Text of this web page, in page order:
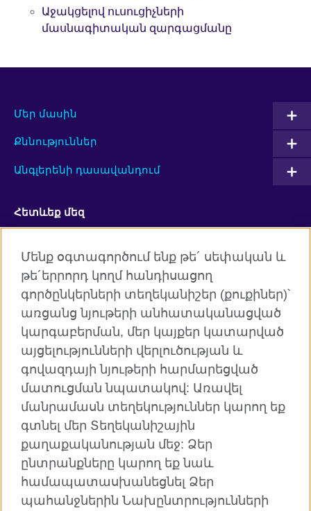
Աջակցելով ուսուցիչների
մասնագիտական զարգացմանը
Մեր մասին
Քննություններ
Անգլերենի դասավանդում
Հետևեք մեզ
YouTube Flickr
Instagram
TikTok
Բրիտանական խորհուրդն աշխարհում
Գաղտնիություն և դրույթներ
Տեղանիշեր
Կայքի քարտեզ
© 2026 British Council
Մենք օգտագործում ենք թե´ սեփական և
թե´երրորդ կողմ հանդիսացող
գործընկերների տեղեկանիշեր (քուքիներ)՝
առցանց նյութերի անհատականացված
կարգաբերման, մեր կայքեր կատարված
այցելությունների վերլուծության և
գովազդայի նյութերի հարմարեցված
մատուցման նպատակով: Առավել
մանրամասն տեղեկություններ կարող եք
գտնել մեր Տեղեկանիշային
քաղաքականության մեջ: Ձեր
ընտրանքները կարող եք նաև
համապատասխանեցնել Ձեր
պահանջներին Նախընտրությունների